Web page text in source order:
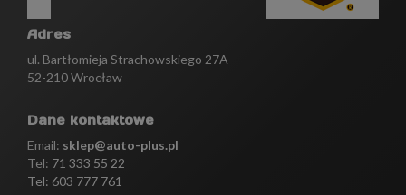
Adres
ul. Bartłomieja Strachowskiego 27A
52-210 Wrocław
Dane kontaktowe
Email: sklep@auto-plus.pl
Tel: 71 333 55 22
Tel: 603 777 761